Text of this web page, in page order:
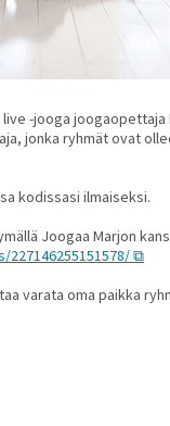
-jooga joogaopettaja
jonka ryhmät ovat
kodissasi ilmaiseksi.
Joogaa Marjon
varata oma paikka